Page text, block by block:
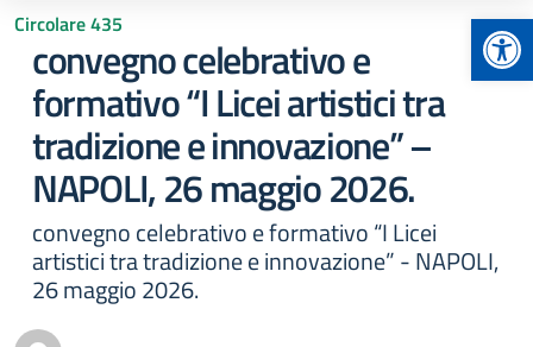
Circolare 435
convegno celebrativo e
formativo “I Licei artistici tra
tradizione e innovazione” –
NAPOLI, 26 maggio 2026.
convegno celebrativo e formativo “I Licei
artistici tra tradizione e innovazione” - NAPOLI,
26 maggio 2026.